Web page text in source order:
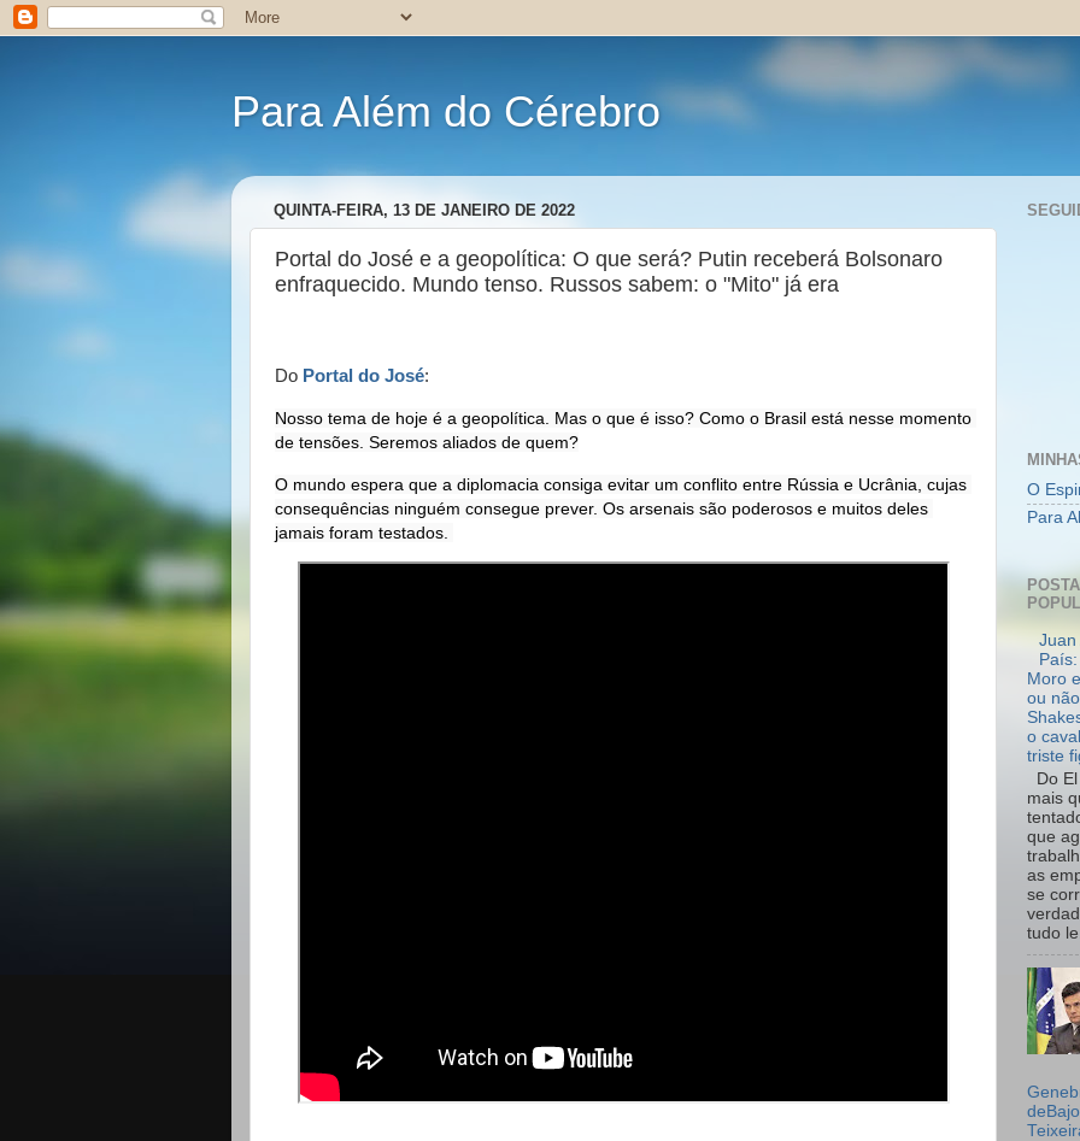
Para Além do Cérebro
QUINTA-FEIRA, 13 DE JANEIRO DE 2022
Portal do José e a geopolítica: O que será? Putin receberá Bolsonaro
enfraquecido. Mundo tenso. Russos sabem: o "Mito" já era
Do Portal do José:
Nosso tema de hoje é a geopolítica. Mas o que é isso? Como o Brasil está nesse momento
de tensões. Seremos aliados de quem?
O mundo espera que a diplomacia consiga evitar um conflito entre Rússia e Ucrânia, cujas
consequências ninguém consegue prever. Os arsenais são poderosos e muitos deles
jamais foram testados.
O
Para
Juan
Moro
ou
o
triste
Do
mais
que
as
se
tudo